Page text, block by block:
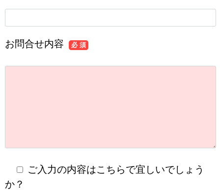
お問合せ内容 必 須
ご入力の内容はこちらで宜しいでしょう
か？